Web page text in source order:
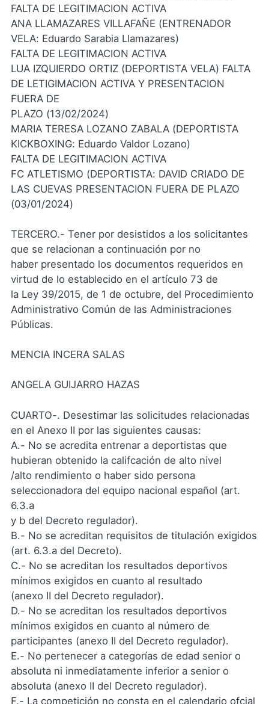
FALTA DE LEGITIMACION ACTIVA
ANA LLAMAZARES VILLAFAÑE (ENTRENADOR
VELA: Eduardo Sarabia Llamazares)
FALTA DE LEGITIMACION ACTIVA
LUA IZQUIERDO ORTIZ (DEPORTISTA VELA) FALTA
DE LETIGIMACION ACTIVA Y PRESENTACION
FUERA DE
PLAZO (13/02/2024)
MARIA TERESA LOZANO ZABALA (DEPORTISTA
KICKBOXING: Eduardo Valdor Lozano)
FALTA DE LEGITIMACION ACTIVA
FC ATLETISMO (DEPORTISTA: DAVID CRIADO DE
LAS CUEVAS PRESENTACION FUERA DE PLAZO
(03/01/2024)
TERCERO.- Tener por desistidos a los solicitantes
que se relacionan a continuación por no
haber presentado los documentos requeridos en
virtud de lo establecido en el artículo 73 de
la Ley 39/2015, de 1 de octubre, del Procedimiento
Administrativo Común de las Administraciones
Públicas.
MENCIA INCERA SALAS
ANGELA GUIJARRO HAZAS
CUARTO-. Desestimar las solicitudes relacionadas
en el Anexo II por las siguientes causas:
A.- No se acredita entrenar a deportistas que
hubieran obtenido la califcación de alto nivel
/alto rendimiento o haber sido persona
seleccionadora del equipo nacional español (art.
6.3.a
y b del Decreto regulador).
B.- No se acreditan requisitos de titulación exigidos
(art. 6.3.a del Decreto).
C.- No se acreditan los resultados deportivos
mínimos exigidos en cuanto al resultado
(anexo II del Decreto regulador).
D.- No se acreditan los resultados deportivos
mínimos exigidos en cuanto al número de
participantes (anexo II del Decreto regulador).
E.- No pertenecer a categorías de edad senior o
absoluta ni inmediatamente inferior a senior o
absoluta (anexo II del Decreto regulador).
F.- La competición no consta en el calendario ofcial